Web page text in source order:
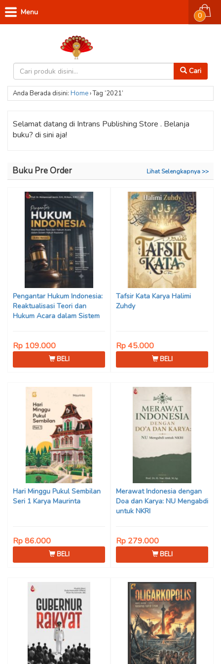
Cari
0
Menu
Anda Berada disini: Home›Tag ‘2021’
Selamat datang di Intrans Publishing Store . Belanja
buku? di sini aja!
Buku Pre Order Lihat Selengkapnya >>
Pengantar Hukum Indonesia:
Reaktualisasi Teori dan
Hukum Acara dalam Sistem
Jamin, S.H., M.Hum., dkk.
Rp 109.000
BELI
Tafsir Kata Karya Halimi
Zuhdy
Rp 45.000
BELI
Hari Minggu Pukul Sembilan
Seri 1 Karya Maurinta
Rp 86.000
BELI
Merawat Indonesia dengan
Doa dan Karya: NU Mengabdi
untuk NKRI
Rp 279.000
BELI